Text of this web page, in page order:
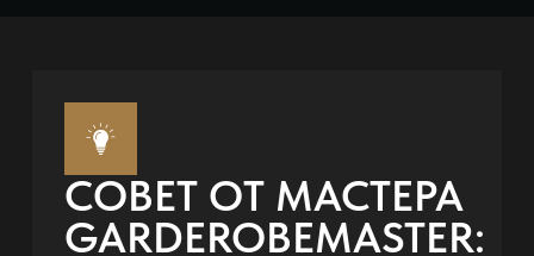
СОВЕТ ОТ МАСТЕРА
GARDEROBEMASTER: